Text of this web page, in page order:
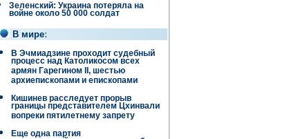
Зеленский: Украина потеряла на
войне около 50 000 солдат
В мире:
В Эчмиадзине проходит судебный
процесс над Католикосом всех
армян Гарегином II, шестью
архиепископами и епископами
Кишинев расследует прорыв
границы представителем Цхинвали
вопреки пятилетнему запрету
Еще одна партия